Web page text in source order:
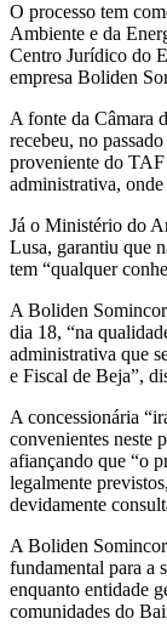
O processo tem
Ambiente e da
Centro Jurídico do
empresa Boliden
A fonte da Câmara
recebeu, no
proveniente do TAF
administrativa, onde
Já o Ministério do
Lusa, garantiu que
tem “qualquer
A Boliden
dia 18, “na
administrativa que
e Fiscal de Beja”,
A concessionária
convenientes neste
afiançando que “o
legalmente
devidamente
A Boliden
fundamental para a
enquanto entidade
comunidades do